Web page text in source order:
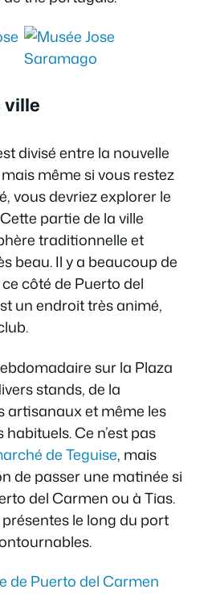
ville
divisé entre la nouvelle
même si vous restez
vous devriez explorer le
partie de la ville
traditionnelle et
beau. Il y a beaucoup de
côté de Puerto del
un endroit très animé,
sur la Plaza
stands, de la
artisanaux et même les
Ce n’est pas
de Teguise, mais
de passer une matinée si
del Carmen ou à Tias.
le long du port